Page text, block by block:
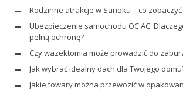
Rodzinne atrakcje w Sanoku – co
Ubezpieczenie samochodu OC AC:
pełną ochronę?
Czy wazektomia może prowadzić do
Jak wybrać idealny dach dla Twojego
Jakie towary można przewozić w